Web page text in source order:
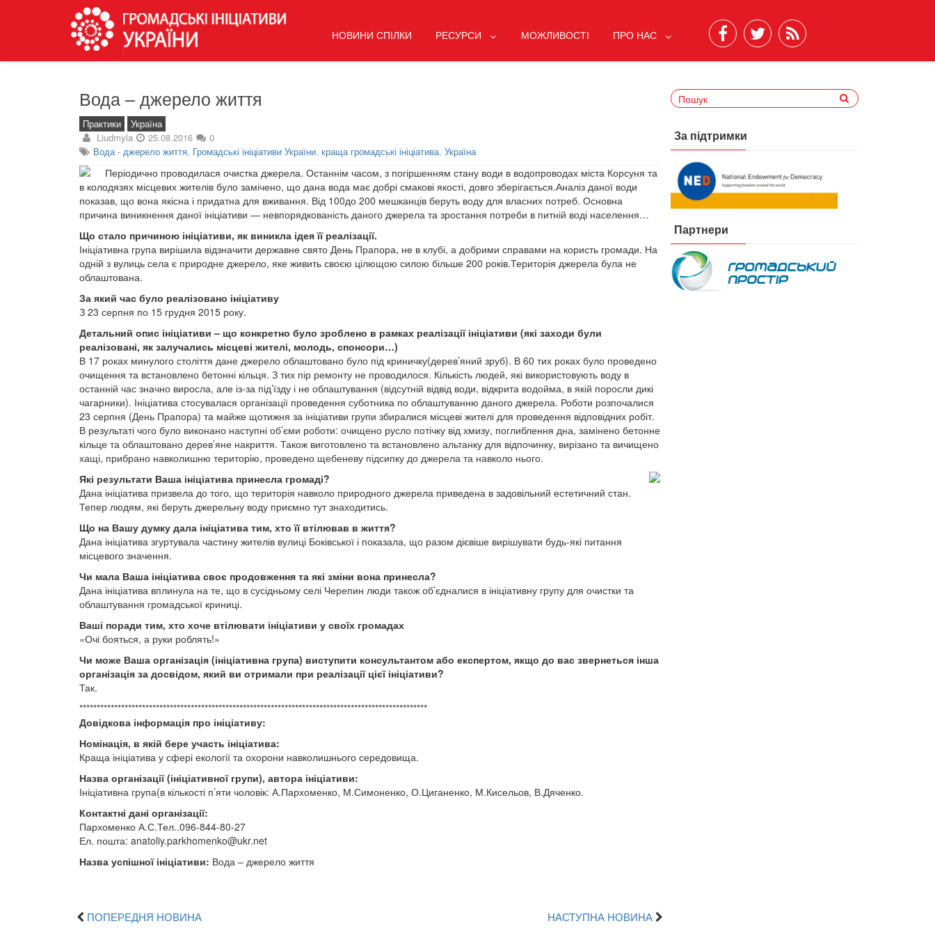
НОВИНИ СПІЛКИ РЕСУРСИ МОЖЛИВОСТІ ПРО НАС
Вода – джерело життя
Практики Україна
Liudmyla 25.08.2016
0
Вода - джерело життя, Громадські ініціативи України, краща громадські ініціатива, Україна
Періодично проводилася очистка джерела. Останнім часом, з погіршенням стану води в водопроводах міста Корсуня та
в колодязях місцевих жителів було замічено, що дана вода має добрі смакові якості, довго зберігається.Аналіз даної води
показав, що вона якісна і придатна для вживання. Від 100до 200 мешканців беруть воду для власних потреб. Основна
причина виникнення даної ініціативи — невпорядкованість даного джерела та зростання потреби в питній воді населення…
Що стало причиною ініціативи, як виникла ідея її реалізації.
Ініціативна група вирішила відзначити державне свято День Прапора, не в клубі, а добрими справами на користь громади. На
одній з вулиць села є природне джерело, яке живить своєю цілющою силою більше 200 років.Територія джерела була не
облаштована.
За який час було реалізовано ініціативу
З 23 серпня по 15 грудня 2015 року.
Детальний опис ініціативи – що конкретно було зроблено в рамках реалізації ініціативи (які заходи були
реалізовані, як залучались місцеві жителі, молодь, спонсори…)
В 17 роках минулого століття дане джерело облаштовано було під криничку(дерев’яний зруб). В 60 тих роках було проведено
очищення та встановлено бетонні кільця. З тих пір ремонту не проводилося. Кількість людей, які використовують воду в
останній час значно виросла, але із-за під’їзду і не облаштування (відсутній відвід води, відкрита водойма, в якій поросли дикі
чагарники). Ініціатива стосувалася організації проведення суботника по облаштуванню даного джерела. Роботи розпочалися
23 серпня (День Прапора) та майже щотижня за ініціативи групи збиралися місцеві жителі для проведення відповідних робіт.
В результаті чого було виконано наступні об’єми роботи: очищено русло потічку від хмизу, поглиблення дна, замінено бетонне
кільце та облаштовано дерев’яне накриття. Також виготовлено та встановлено альтанку для відпочинку, вирізано та вичищено
хащі, прибрано навколишню територію, проведено щебеневу підсипку до джерела та навколо нього.
Які результати Ваша ініціатива принесла громаді?
Дана ініціатива призвела до того, що територія навколо природного джерела приведена в задовільний естетичний стан.
Тепер людям, які беруть джерельну воду приємно тут знаходитись.
Що на Вашу думку дала ініціатива тим, хто її втілював в життя?
Дана ініціатива згуртувала частину жителів вулиці Боківської і показала, що разом дієвіше вирішувати будь-які питання
місцевого значення.
Чи мала Ваша ініціатива своє продовження та які зміни вона принесла?
Дана ініціатива вплинула на те, що в сусідньому селі Черепин люди також об’єдналися в ініціативну групу для очистки та
облаштування громадської криниці.
Ваші поради тим, хто хоче втілювати ініціативи у своїх громадах
«Очі бояться, а руки роблять!»
Чи може Ваша організація (ініціативна група) виступити консультантом або експертом, якщо до вас звернеться інша
організація за досвідом, який ви отримали при реалізації цієї ініціативи?
Так.
****************************************************************************************************
Довідкова інформація про ініціативу:
Номінація, в якій бере участь ініціатива:
Краща ініціатива у сфері екології та охорони навколишнього середовища.
Назва організації (ініціативної групи), автора ініціативи:
Ініціативна група(в кількості п’яти чоловік: А.Пархоменко, М.Симоненко, О.Циганенко, М.Кисельов, В.Дяченко.
Контактні дані організації:
Пархоменко А.С.Тел..096-844-80-27
Ел. пошта: anatoliy.parkhomenko@ukr.net
Назва успішної ініціативи: Вода – джерело життя
ПОПЕРЕДНЯ НОВИНА НАСТУПНА НОВИНА
За підтримки
Партнери